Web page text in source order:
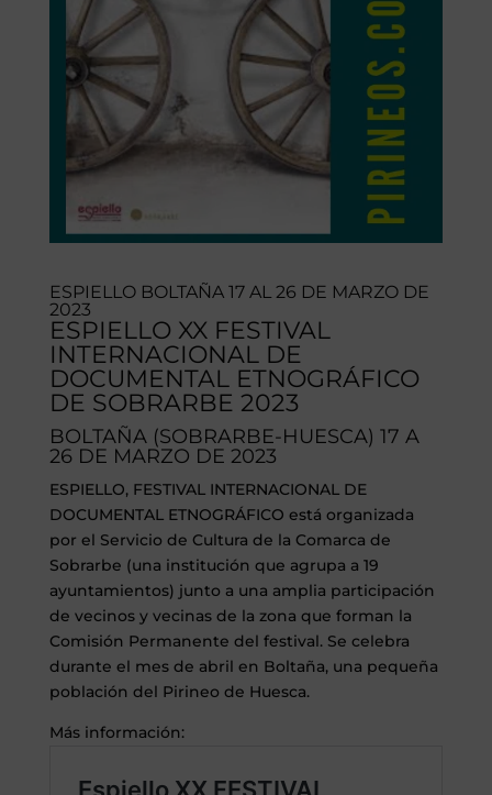
ESPIELLO BOLTAÑA 17 AL 26 DE MARZO DE
2023
ESPIELLO XX FESTIVAL
INTERNACIONAL DE
DOCUMENTAL ETNOGRÁFICO
DE SOBRARBE 2023
BOLTAÑA (SOBRARBE-HUESCA) 17 A
26 DE MARZO DE 2023
ESPIELLO, FESTIVAL INTERNACIONAL DE
DOCUMENTAL ETNOGRÁFICO está organizada
por el Servicio de Cultura de la Comarca de
Sobrarbe (una institución que agrupa a 19
ayuntamientos) junto a una amplia participación
de vecinos y vecinas de la zona que forman la
Comisión Permanente del festival. Se celebra
durante el mes de abril en Boltaña, una pequeña
población del Pirineo de Huesca.
Más información: